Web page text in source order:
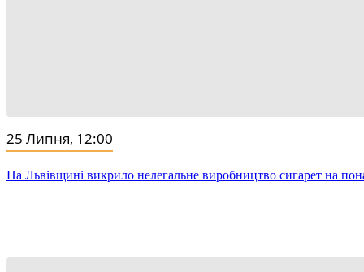
25 Липня, 12:00
На Львівщині викрило нелегальне виробництво сигарет на